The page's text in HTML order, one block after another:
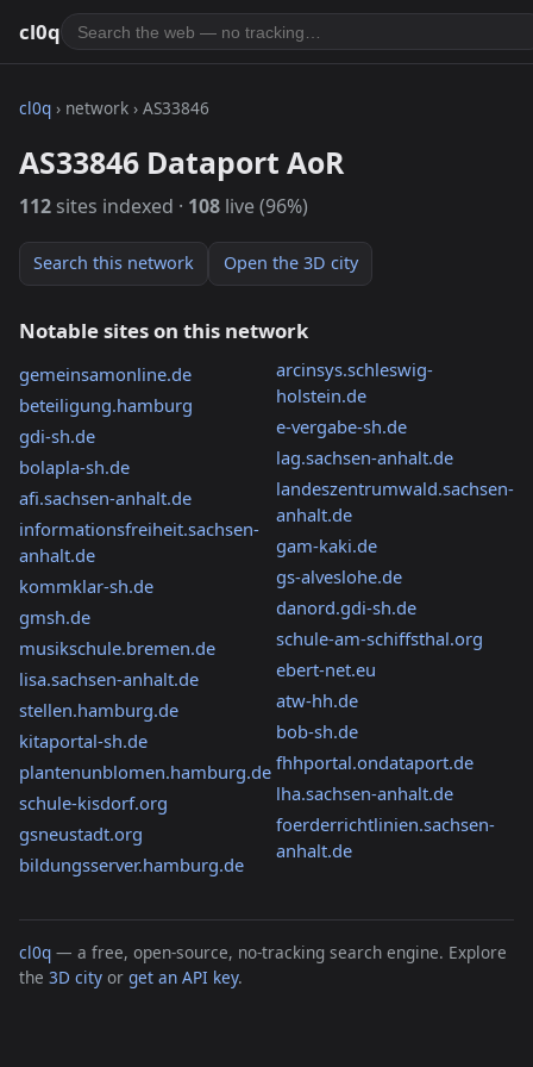
cl0q
cl0q › network › AS33846
AS33846 Dataport AoR
112 sites indexed · 108 live (96%)
Search this network Open the 3D city
Notable sites on this network
gemeinsamonline.de
beteiligung.hamburg
gdi-sh.de
bolapla-sh.de
afi.sachsen-anhalt.de
informationsfreiheit.sachsen-
anhalt.de
kommklar-sh.de
gmsh.de
musikschule.bremen.de
lisa.sachsen-anhalt.de
stellen.hamburg.de
kitaportal-sh.de
plantenunblomen.hamburg.de
schule-kisdorf.org
gsneustadt.org
bildungsserver.hamburg.de
arcinsys.schleswig-
holstein.de
e-vergabe-sh.de
lag.sachsen-anhalt.de
landeszentrumwald.sachsen-
anhalt.de
gam-kaki.de
gs-alveslohe.de
danord.gdi-sh.de
schule-am-schiffsthal.org
ebert-net.eu
atw-hh.de
bob-sh.de
fhhportal.ondataport.de
lha.sachsen-anhalt.de
foerderrichtlinien.sachsen-
anhalt.de
cl0q — a free, open-source, no-tracking search engine. Explore
the 3D city or get an API key.